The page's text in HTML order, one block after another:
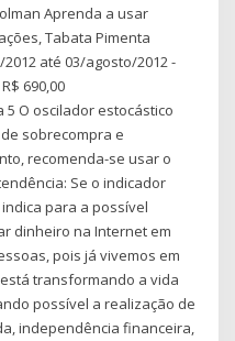
Aprenda a usar
Tabata Pimenta
até 03/agosto/2012 -
690,00
5 O oscilador estocástico
sobrecompra e
recomenda-se usar o
Se o indicador
para a possível
dinheiro na Internet em
pois já vivemos em
transformando a vida
possível a realização de
independência financeira,